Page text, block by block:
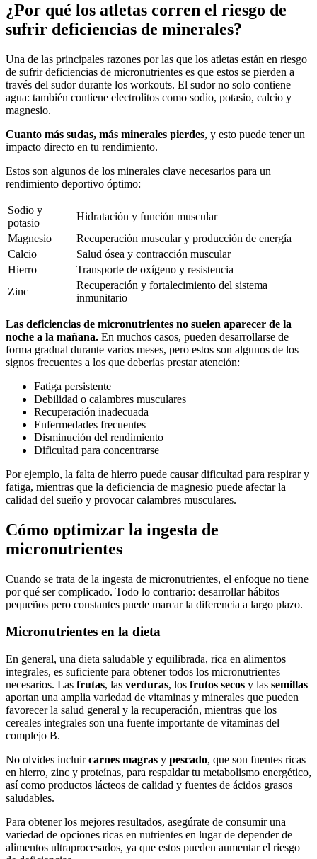
¿Por qué los atletas corren el riesgo de
sufrir deficiencias de minerales?
Una de las principales razones por las que los atletas están en riesgo
de sufrir deficiencias de micronutrientes es que estos se pierden a
través del sudor durante los workouts. El sudor no solo contiene
agua: también contiene electrolitos como sodio, potasio, calcio y
magnesio.
Cuanto más sudas, más minerales pierdes, y esto puede tener un
impacto directo en tu rendimiento.
Estos son algunos de los minerales clave necesarios para un
rendimiento deportivo óptimo:
Sodio y
potasio
Hidratación y función muscular
Magnesio
Recuperación muscular y producción de energía
Calcio
Salud ósea y contracción muscular
Hierro
Transporte de oxígeno y resistencia
Zinc
Recuperación y fortalecimiento del sistema
inmunitario
Las deficiencias de micronutrientes no suelen aparecer de la
noche a la mañana. En muchos casos, pueden desarrollarse de
forma gradual durante varios meses, pero estos son algunos de los
signos frecuentes a los que deberías prestar atención:
Fatiga persistente
Debilidad o calambres musculares
Recuperación inadecuada
Enfermedades frecuentes
Disminución del rendimiento
Dificultad para concentrarse
Por ejemplo, la falta de hierro puede causar dificultad para respirar y
fatiga, mientras que la deficiencia de magnesio puede afectar la
calidad del sueño y provocar calambres musculares.
Cómo optimizar la ingesta de
micronutrientes
Cuando se trata de la ingesta de micronutrientes, el enfoque no tiene
por qué ser complicado. Todo lo contrario: desarrollar hábitos
pequeños pero constantes puede marcar la diferencia a largo plazo.
Micronutrientes en la dieta
En general, una dieta saludable y equilibrada, rica en alimentos
integrales, es suficiente para obtener todos los micronutrientes
necesarios. Las frutas, las verduras, los frutos secos y las semillas
aportan una amplia variedad de vitaminas y minerales que pueden
favorecer la salud general y la recuperación, mientras que los
cereales integrales son una fuente importante de vitaminas del
complejo B.
No olvides incluircarnes magras y pescado, que son fuentes ricas
en hierro, zinc y proteínas, para respaldar tu metabolismo energético,
así como productos lácteos de calidad y fuentes de ácidos grasos
saludables.
Para obtener los mejores resultados, asegúrate de consumir una
variedad de opciones ricas en nutrientes en lugar de depender de
alimentos ultraprocesados, ya que estos pueden aumentar el riesgo